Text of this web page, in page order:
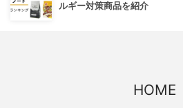
ルギー対策商品を紹介
HOME